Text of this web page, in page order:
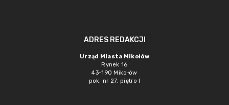
ADRES REDAKCJI
Urząd Miasta Mikołów
Rynek 16
43-190 Mikołów
pok. nr 27, piętro I